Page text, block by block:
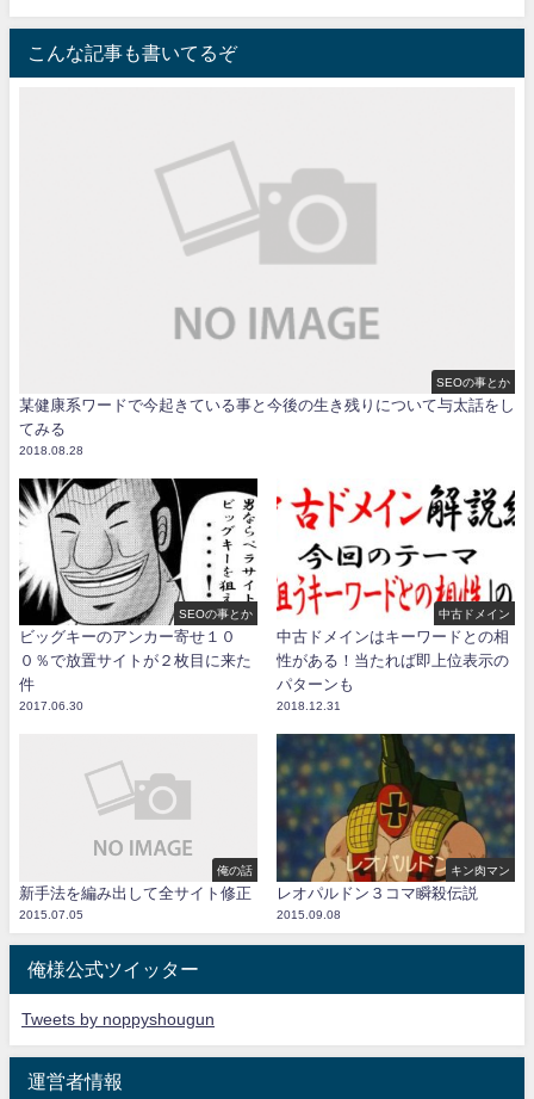
こんな記事も書いてるぞ
SEOの事とか
某健康系ワードで今起きている事と今後の生き残りについて与太話をし
てみる
2018.08.28
SEOの事とか
ビッグキーのアンカー寄せ１０
０％で放置サイトが２枚目に来た
件
2017.06.30
中古ドメイン
中古ドメインはキーワードとの相
性がある！当たれば即上位表示の
パターンも
2018.12.31
俺の話
新手法を編み出して全サイト修正
2015.07.05
キン肉マン
レオパルドン３コマ瞬殺伝説
2015.09.08
俺様公式ツイッター
Tweets by noppyshougun
運営者情報